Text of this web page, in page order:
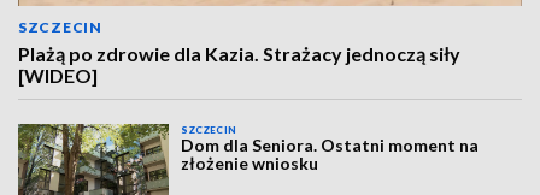
SZCZECIN
Plażą po zdrowie dla Kazia. Strażacy jednoczą siły
[WIDEO]
SZCZECIN
Dom dla Seniora. Ostatni moment na
złożenie wniosku